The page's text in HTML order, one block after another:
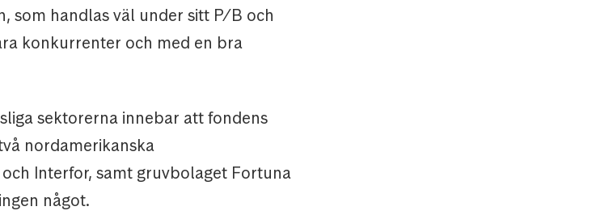
som handlas väl under sitt P/B och
konkurrenter och med en bra
sektorerna innebar att fondens
nordamerikanska
Interfor, samt gruvbolaget Fortuna
något.